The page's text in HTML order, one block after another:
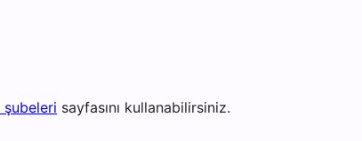
şubeleri sayfasını kullanabilirsiniz.